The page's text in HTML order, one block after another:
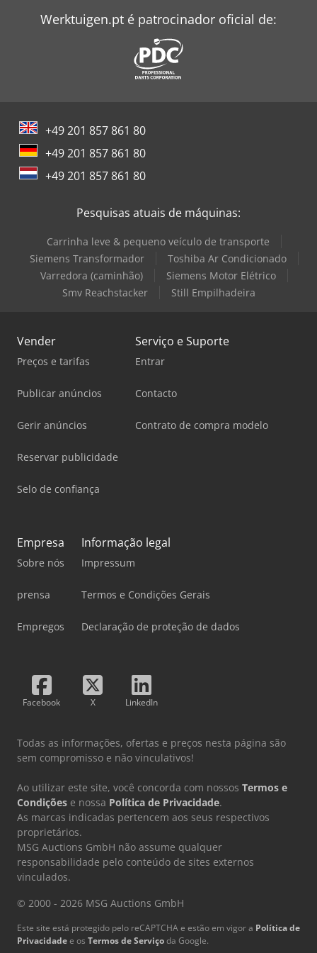
Werktuigen.pt é patrocinador oficial de:
+49 201 857 861 80
+49 201 857 861 80
+49 201 857 861 80
Pesquisas atuais de máquinas:
Carrinha leve & pequeno veículo de transporte
Siemens Transformador
Toshiba Ar Condicionado
Varredora (caminhão)
Siemens Motor Elétrico
Smv Reachstacker
Still Empilhadeira
Vender
Preços e tarifas
Publicar anúncios
Gerir anúncios
Reservar publicidade
Selo de confiança
Serviço e Suporte
Entrar
Contacto
Contrato de compra modelo
Empresa
Sobre nós
prensa
Empregos
Informação legal
Impressum
Termos e Condições Gerais
Declaração de proteção de dados
Facebook X LinkedIn
Todas as informações, ofertas e preços nesta página são
sem compromisso e não vinculativos!
Ao utilizar este site, você concorda com nossos Termos e
Condições e nossa Política de Privacidade.
As marcas indicadas pertencem aos seus respectivos
proprietários.
MSG Auctions GmbH não assume qualquer
responsabilidade pelo conteúdo de sites externos
vinculados.
© 2000 - 2026 MSG Auctions GmbH
Este site está protegido pelo reCAPTCHA e estão em vigor a Política de
Privacidadee os Termos de Serviçoda Google.